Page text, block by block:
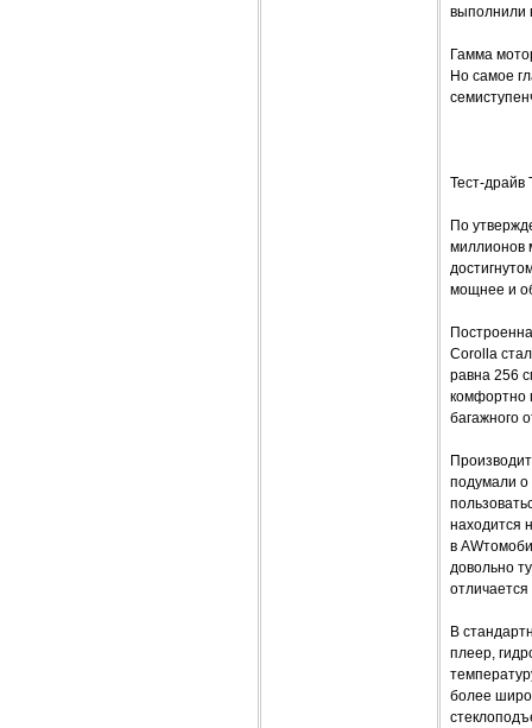
выполнили
Гамма
Но самое
Тест-драйв
По
миллионов
мощнее и
Corolla
равна 256
комфортно
багажного
подумали о
находится
в
довольно
В
плеер,
более